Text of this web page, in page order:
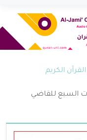
الكريم
السبع للقاضي